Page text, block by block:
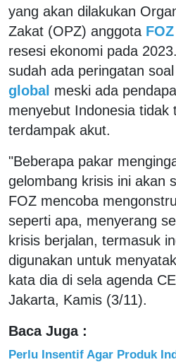
yang akan dilakukan
Zakat (OPZ) anggota FOZ
resesi ekonomi pada
sudah ada peringatan
global meski ada
menyebut Indonesia tidak
terdampak akut.
"Beberapa pakar
gelombang krisis ini akan
FOZ mencoba
seperti apa, menyerang
krisis berjalan, termasuk
digunakan untuk
kata dia di sela agenda
Jakarta, Kamis (3/11).
Baca Juga :
Perlu Insentif Agar Produk